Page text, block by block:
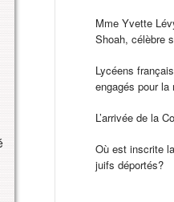
Mme Yvette
Shoah, célèbre
Lycéens
engagés pour la
L’arrivée de la
Où est inscrite
juifs déportés?